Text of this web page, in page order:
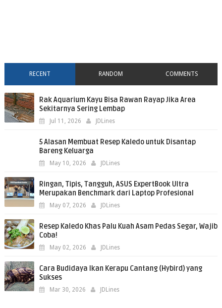
RECENT RANDOM COMMENTS
Rak Aquarium Kayu Bisa Rawan Rayap Jika Area
Sekitarnya Sering Lembap
Jul 11, 2026 JDLines
5 Alasan Membuat Resep Kaledo untuk Disantap
Bareng Keluarga
May 10, 2026 JDLines
Ringan, Tipis, Tangguh, ASUS ExpertBook Ultra
Merupakan Benchmark dari Laptop Profesional
May 07, 2026 JDLines
Resep Kaledo Khas Palu Kuah Asam Pedas Segar, Wajib
Coba!
May 02, 2026 JDLines
Cara Budidaya Ikan Kerapu Cantang (Hybird) yang
Sukses
Mar 30, 2026 JDLines